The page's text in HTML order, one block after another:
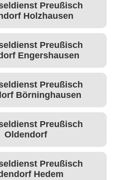
Preußisch
Holzhausen
Preußisch
Engershausen
Preußisch
Börninghausen
Preußisch
Oldendorf
Preußisch
Hedem